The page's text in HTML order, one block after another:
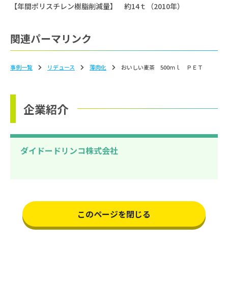
【年間ポリスチレン樹脂削減量】 約14ｔ（2010年）
関連パーマリンク
事例一覧 リデュース 薄⾁化 おいしい麦茶 500ｍｌ ＰＥＴ
企業紹介
ダイドードリンコ株式会社
このページを閉じる